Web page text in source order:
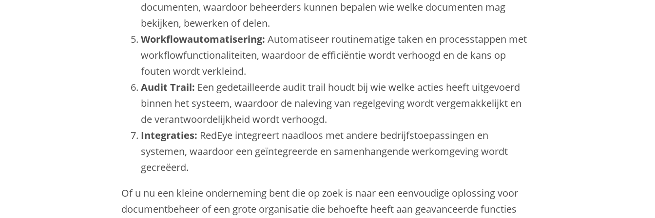
documenten, waardoor beheerders kunnen bepalen wie welke documenten mag
bekijken, bewerken of delen.
Workflowautomatisering: Automatiseer routinematige taken en processtappen met
workflowfunctionaliteiten, waardoor de efficiëntie wordt verhoogd en de kans op
fouten wordt verkleind.
Audit Trail: Een gedetailleerde audit trail houdt bij wie welke acties heeft uitgevoerd
binnen het systeem, waardoor de naleving van regelgeving wordt vergemakkelijkt en
de verantwoordelijkheid wordt verhoogd.
Integraties: RedEye integreert naadloos met andere bedrijfstoepassingen en
systemen, waardoor een geïntegreerde en samenhangende werkomgeving wordt
gecreëerd.
Of u nu een kleine onderneming bent die op zoek is naar een eenvoudige oplossing voor
documentbeheer of een grote organisatie die behoefte heeft aan geavanceerde functies